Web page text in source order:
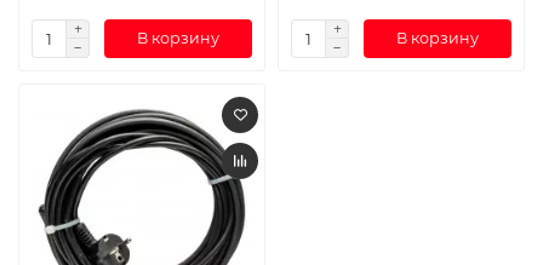
В корзину В корзину